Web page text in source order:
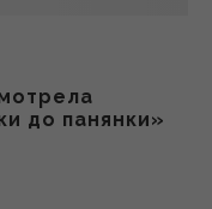
до панянки»